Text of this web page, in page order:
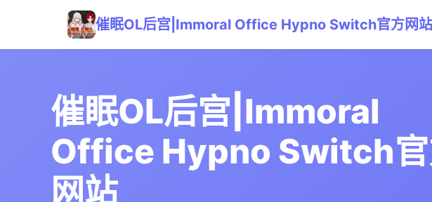
催眠OL后宫|Immoral Office Hypno Switch官方网站
催眠OL后宫|Immoral
Office Hypno Switch
网站